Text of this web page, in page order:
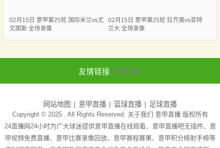
02月15日 意甲第25轮 国际米兰vs尤
文图斯 全场录像
02月15日 意甲第25轮 拉齐奥vs亚特
兰大 全场录像
友情链接 意甲直播
网站地图 意甲直播 篮球直播 足球直播
Copyright © 2025 . All Rights Reserved. 关于我们 意甲直播版权所有
24直播网24小时为广大球迷提供意甲直播在线观看、意甲直播吧无插件、意
甲视频免费直播、意甲比赛录像回放、意甲赛程赛果、意甲积分榜射手榜等